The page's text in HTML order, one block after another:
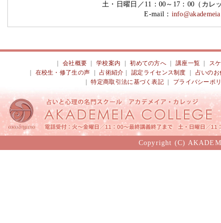
土・日曜日／11：00～17：00（カレ
E-mail：
会社概要 ｜学校案内 ｜初めての方へ 講座一覧
ス
在校生・修了生の声 ｜占術紹介 ｜認定ライセンス制度
占いのお
｜特定商取引法に基づく表記 プライバシーポ
Copyright (C)